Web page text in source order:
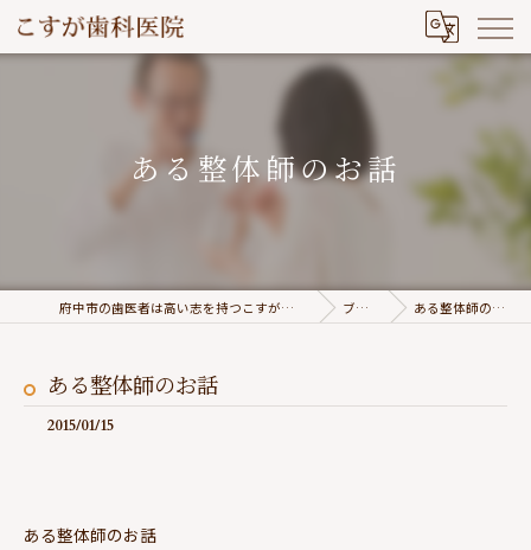
ある整体師のお話
府中市の歯医者は高い志を持つこすが歯科医院 ブログ ある整体師のお話
ある整体師のお話
2015/01/15
ある整体師のお話